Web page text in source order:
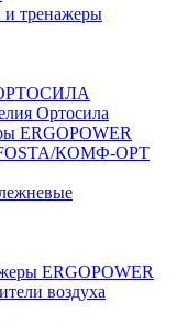
и тренажеры
ОРТОСИЛА
Ортосила
ERGOPOWER
FOSTA/КОМФ-ОРТ
ERGOPOWER
воздуха